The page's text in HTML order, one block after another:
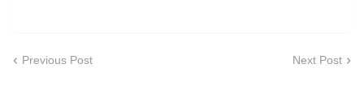
Previous Post Next Post